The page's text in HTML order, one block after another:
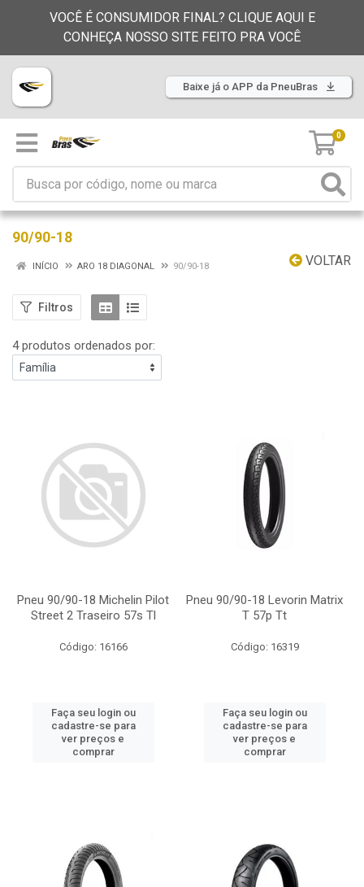
VOCÊ É CONSUMIDOR FINAL? CLIQUE AQUI E
CONHEÇA NOSSO SITE FEITO PRA VOCÊ
Baixe já o APP da PneuBras
0
90/90-18
VOLTAR
INÍCIO ARO 18 DIAGONAL 90/90-18
Filtros
4 produtos ordenados por:
Pneu 90/90-18 Michelin Pilot
Street 2 Traseiro 57s Tl
Código: 16166
Faça seu login ou
cadastre-se para
ver preços e
comprar
Pneu 90/90-18 Levorin Matrix
T 57p Tt
Código: 16319
Faça seu login ou
cadastre-se para
ver preços e
comprar